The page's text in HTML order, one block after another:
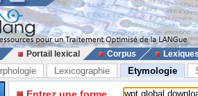
Portail lexical Corpus
Lexicographie Etymologie